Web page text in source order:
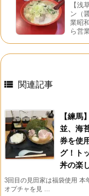
【浅
ン（
業昭
ら営
 関連記事
【練馬
並、海
券を使
グ！ト
丼の楽
3回目の見田家は福袋使用 本
オプチャを見 ...